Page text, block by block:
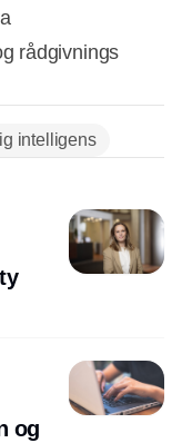
rådgivnings
intelligens
og